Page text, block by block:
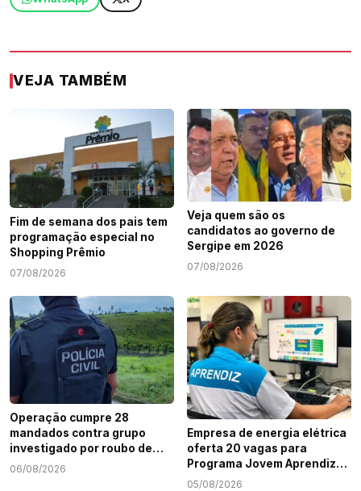
VEJA TAMBÉM
Fim de semana dos pais tem
programação especial no
Shopping Prêmio
07/08/2026
Veja quem são os
candidatos ao governo de
Sergipe em 2026
07/08/2026
Operação cumpre 28
mandados contra grupo
investigado por roubo de
cargas e tráfico de drogas
06/08/2026
Empresa de energia elétrica
oferta 20 vagas para
Programa Jovem Aprendiz
em Sergipe
05/08/2026